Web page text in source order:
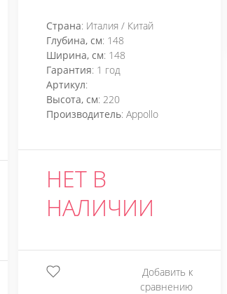
Страна: Италия / Китай
Глубина, см: 148
Ширина, см: 148
Гарантия: 1 год
Артикул:
Высота, см: 220
Производитель: Appollo
НЕТ В
НАЛИЧИИ
Добавить к
сравнению